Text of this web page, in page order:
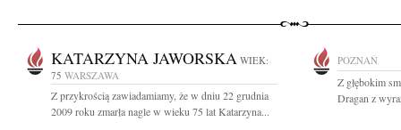
KATARZYNA JAWORSKA WIEK:
75 WARSZAWA
Z przykrością zawiadamiamy, że w dniu 22 grudnia
2009 roku zmarła nagle w wieku 75 lat Katarzyna...
POZNAŃ
Z głębokim
Dragan z